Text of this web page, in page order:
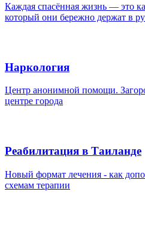
Каждая спасённая жизнь — это
который они бережно держат в
Наркология
Центр анонимной помощи.
центре города
Реабилитация в Таиланде
Новый формат лечения - как
схемам терапии